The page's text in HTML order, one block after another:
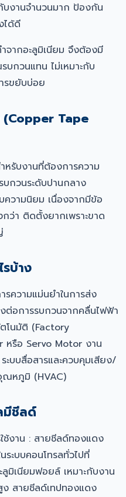
งานจำนวนมาก ป้องกัน
ด้ดี
จากอะลูมิเนียม จึงต้องมี
กวนแทน ไม่เหมาะกับ
รขยับบ่อย
Tape
หรับงานที่ต้องการความ
กวนระดับปานกลาง
ความนิยม เนื่องจากมีข้อ
ว่า ติดตั้งยากเพราะขาด
บ้าง
รความแม่นยำในการส่ง
อการรบกวนจากคลื่นไฟฟ้า
โนมัติ (Factory
หรือ Servo Motor งาน
ะบบสื่อสารและควบคุมเสียง/
ณหภูมิ (HVAC)
มีชีลด์
ช้งาน : สายชีลด์ทองแดง
ระบบคอนโทรลทั่วไปที่
มิเนียมฟอยล์ เหมาะกับงาน
สายชีลด์เทปทองแดง